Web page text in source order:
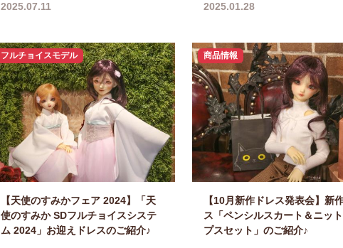
2025.07.11 2025.01.28
フルチョイスモデル
【天使のすみかフェア 2024】「天
使のすみか SDフルチョイスシステ
ム 2024」お迎えドレスのご紹介♪
商品情報
【10月新作ドレス発表会】新
ス「ペンシルスカート＆ニッ
プスセット」のご紹介♪